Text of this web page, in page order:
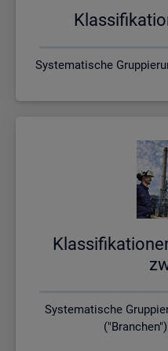
Systematische
Systematische